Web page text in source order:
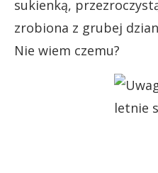
sukienką,
zrobiona z grubej
Nie wiem czemu?